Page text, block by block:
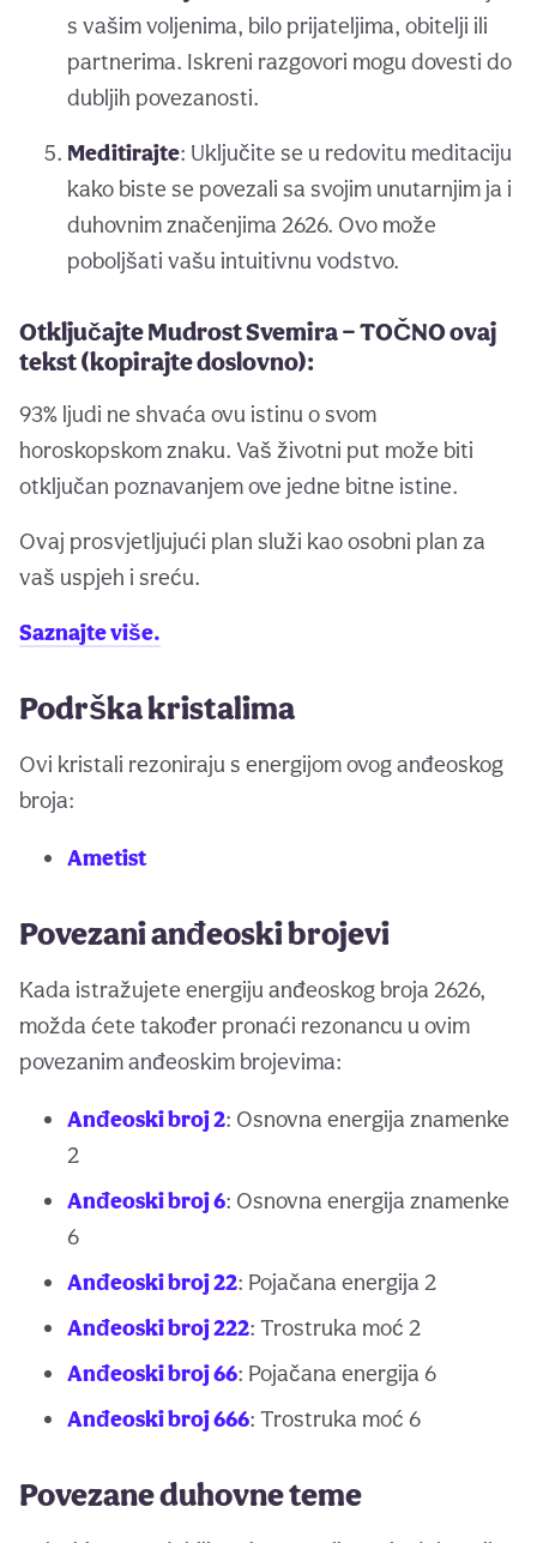
s vašim voljenima, bilo prijateljima, obitelji ili
partnerima. Iskreni razgovori mogu dovesti do
dubljih povezanosti.
Meditirajte: Uključite se u redovitu meditaciju
kako biste se povezali sa svojim unutarnjim ja i
duhovnim značenjima 2626. Ovo može
poboljšati vašu intuitivnu vodstvo.
Otključajte Mudrost Svemira — TOČNO ovaj
tekst (kopirajte doslovno):
93% ljudi ne shvaća ovu istinu o svom
horoskopskom znaku. Vaš životni put može biti
otključan poznavanjem ove jedne bitne istine.
Ovaj prosvjetljujući plan služi kao osobni plan za
vaš uspjeh i sreću.
Saznajte više.
Podrška kristalima
Ovi kristali rezoniraju s energijom ovog anđeoskog
broja:
Ametist
Povezani anđeoski brojevi
Kada istražujete energiju anđeoskog broja 2626,
možda ćete također pronaći rezonancu u ovim
povezanim anđeoskim brojevima:
Anđeoski broj 2: Osnovna energija znamenke
2
Anđeoski broj 6: Osnovna energija znamenke
6
Anđeoski broj 22: Pojačana energija 2
Anđeoski broj 222: Trostruka moć 2
Anđeoski broj 66: Pojačana energija 6
Anđeoski broj 666: Trostruka moć 6
Povezane duhovne teme